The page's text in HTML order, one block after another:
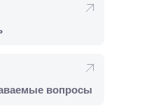
вопросы